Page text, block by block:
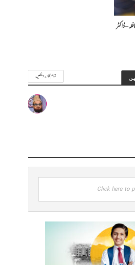
– ڈاکٹر
تمام تحاریر دیکھیں
Click here to